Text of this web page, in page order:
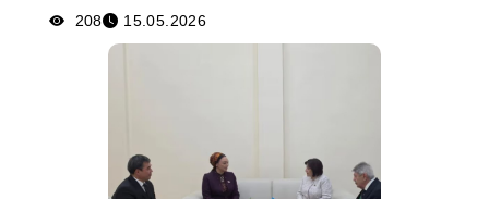
208 15.05.2026